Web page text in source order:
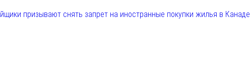
призывают снять запрет на иностранные покупки жилья в Канаде